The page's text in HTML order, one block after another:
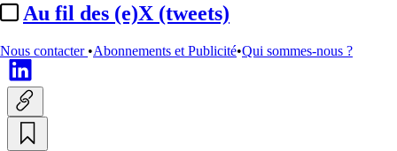
Au fil des (e)X (tweets)
Nous contacter •Abonnements et Publicité•Qui sommes-nous ?
Translate
Actualité n° 321399|Publié le 05 juin 2025 13:27| 128 mots